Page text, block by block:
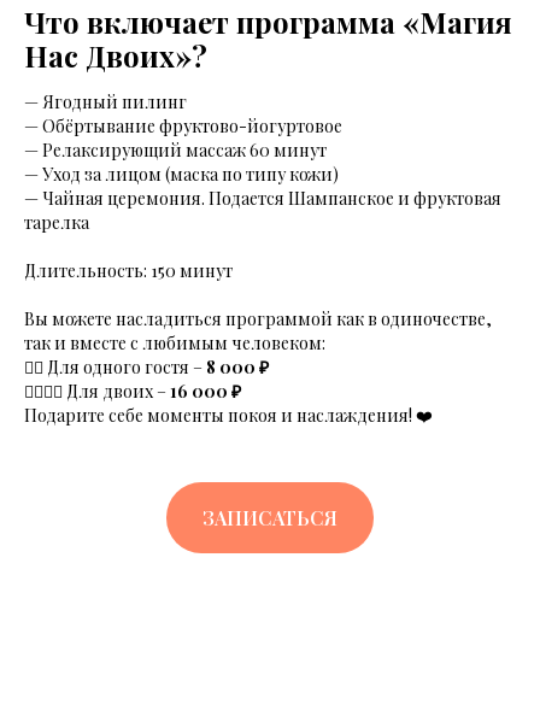
Что включает программа «Магия
Нас Двоих»?
— Ягодный пилинг
— Обёртывание фруктово-йогуртовое
— Релаксирующий массаж 60 минут
— Уход за лицом (маска по типу кожи)
— Чайная церемония. Подается Шампанское и фруктовая
тарелка
Длительность: 150 минут
Вы можете насладиться программой как в одиночестве,
так и вместе с любимым человеком:
💆‍♀️ Для одного гостя – 8 000 ₽
💆‍♀️💆‍♂️ Для двоих –16 000 ₽
Подарите себе моменты покоя и наслаждения! ❤️
ЗАПИСАТЬСЯ